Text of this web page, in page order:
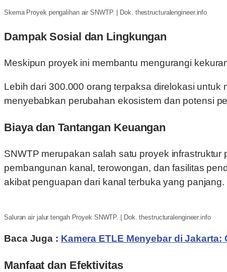
Skema Proyek pengalihan air SNWTP. | Dok. thestructuralengineer.info
Dampak Sosial dan Lingkungan
Meskipun proyek ini membantu mengurangi
Lebih dari 300.000 orang terpaksa direlokasi
menyebabkan perubahan ekosistem dan potensi
Biaya dan Tantangan Keuangan
SNWTP merupakan salah satu proyek
pembangunan kanal, terowongan, dan fasilitas
akibat penguapan dari kanal terbuka yang panjang.
Saluran air jalur tengah Proyek SNWTP. | Dok. thestructuralengineer.info
Baca Juga : Kamera ETLE Menyebar di
Manfaat dan Efektivitas